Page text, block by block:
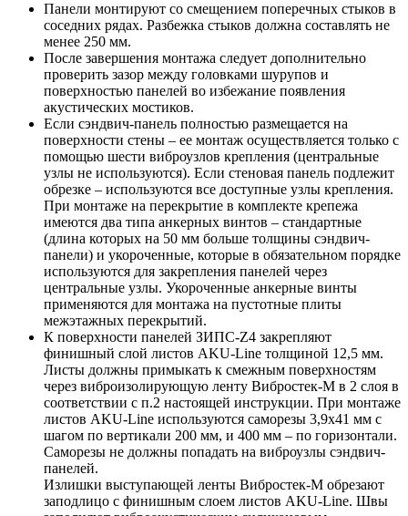
Панели монтируют со смещением поперечных стыков в
соседних рядах. Разбежка стыков должна составлять не
менее 250 мм.
После завершения монтажа следует дополнительно
проверить зазор между головками шурупов и
поверхностью панелей во избежание появления
акустических мостиков.
Если сэндвич-панель полностью размещается на
поверхности стены – ее монтаж осуществляется только с
помощью шести виброузлов крепления (центральные
узлы не используются). Если стеновая панель подлежит
обрезке – используются все доступные узлы крепления.
При монтаже на перекрытие в комплекте крепежа
имеются два типа анкерных винтов – стандартные
(длина которых на 50 мм больше толщины сэндвич-
панели) и укороченные, которые в обязательном порядке
используются для закрепления панелей через
центральные узлы. Укороченные анкерные винты
применяются для монтажа на пустотные плиты
межэтажных перекрытий.
К поверхности панелей ЗИПС-Z4 закрепляют
финишный слой листов AKU-Line толщиной 12,5 мм.
Листы должны примыкать к смежным поверхностям
через виброизолирующую ленту Вибростек-М в 2 слоя в
соответствии с п.2 настоящей инструкции. При монтаже
листов AKU-Line используются саморезы 3,9х41 мм с
шагом по вертикали 200 мм, и 400 мм – по горизонтали.
Саморезы не должны попадать на виброузлы сэндвич-
панелей.
Излишки выступающей ленты Вибростек-М обрезают
заподлицо с финишным слоем листов AKU-Line. Швы